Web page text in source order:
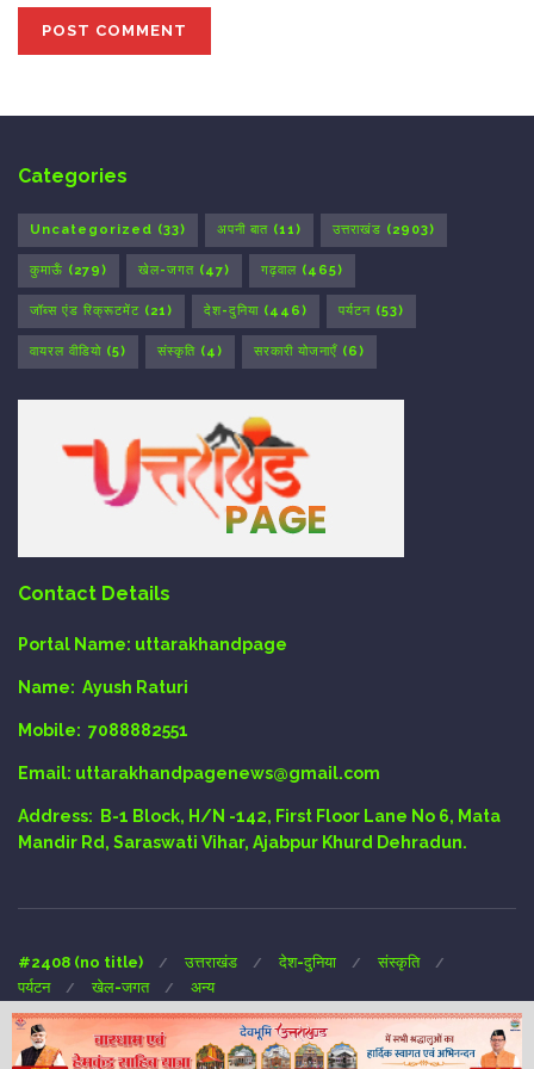
Categories
Uncategorized (33) अपनी बात (11) उत्तराखंड (2903)
कुमाऊँ (279) खेल-जगत (47) गढ़वाल (465)
जॉब्स एंड रिक्रूटमेंट (21) देश-दुनिया (446) पर्यटन (53)
वायरल वीडियो (5) संस्कृति (4) सरकारी योजनाएँ (6)
Contact Details
Portal Name: uttarakhandpage
Name: Ayush Raturi
Mobile: 7088882551
Email: uttarakhandpagenews@gmail.com
Address:
B-1 Block, H/N -142, First Floor Lane No 6, Mata
Mandir Rd, Saraswati Vihar, Ajabpur Khurd Dehradun.
#2408 (no title) उत्तराखंड देश-दुनिया
संस्कृति
पर्यटन
खेल-जगत अन्य
Copyright © 2024 UTTARAKHAND-PAGE